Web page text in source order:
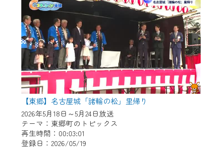
【東郷】名古屋城「諸輪の松」里帰り
2026年5月18日～5月24日放送
テーマ：東郷町のトピックス
再生時間：00:03:01
登録日：2026/05/19